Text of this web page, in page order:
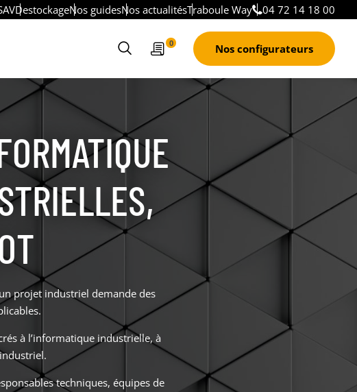
DestockageNos guidesNos actualitésTraboule Way 04 72 14 18 00
0
Devis
Ouvrir
recherche
Nos configurateurs
projet industriel demande des
à l’informatique industrielle, à
techniques, équipes de